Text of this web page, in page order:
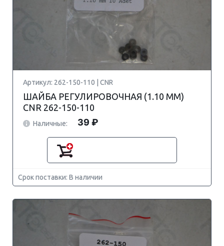
Артикул: 262-150-110 | CNR
ШАЙБА РЕГУЛИРОВОЧНАЯ (1.10 MM)
CNR 262-150-110
Наличные: 39 ₽
Срок поставки: В наличии